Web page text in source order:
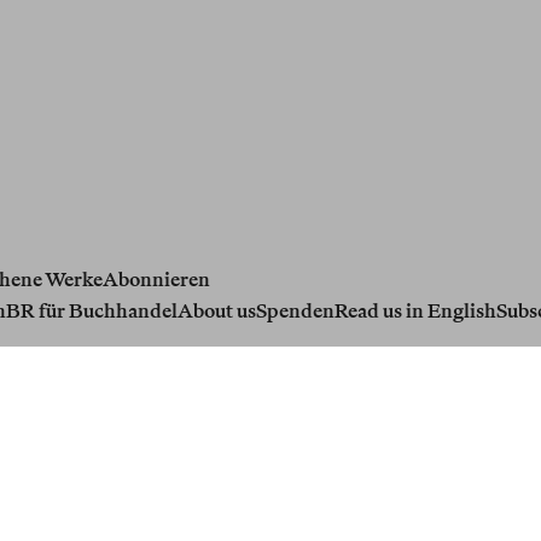
WerkeAbonnieren
BR für BuchhandelAbout usSpendenRead us in English